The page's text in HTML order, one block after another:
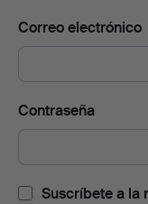
Correo electrónico
Contraseña
Suscríbete a la